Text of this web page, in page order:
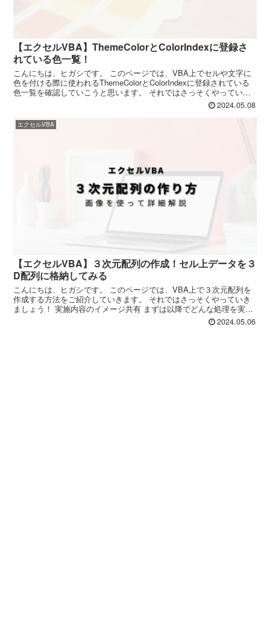
【エクセルVBA】ThemeColorとColorIndexに登録さ
れている色一覧！
こんにちは、ヒガシです。 このページでは、VBA上でセルや文字に
色を付ける際に使われるThemeColorとColorIndexに登録されている
色一覧を確認していこうと思います。 それではさっそくやっていき
2024.05.08
エクセルVBA
【エクセルVBA】３次元配列の作成！セル上データを３
D配列に格納してみる
こんにちは、ヒガシです。 このページでは、VBA上で３次元配列を
作成する方法をご紹介していきます。 それではさっそくやっていき
ましょう！ 実施内容のイメージ共有 まずは以降でどんな処理を実施
していくかのイメージを共有しておきましょう。 今回... 2024.05.06